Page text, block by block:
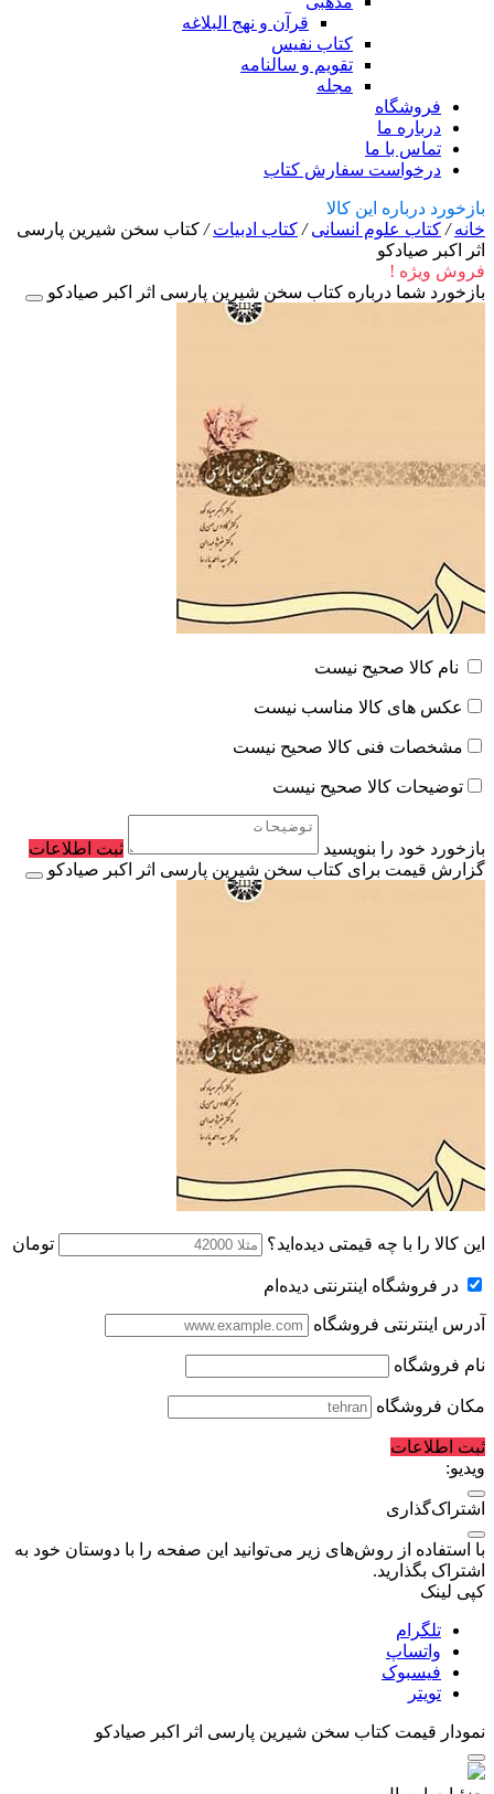
قرآن و نهج البلاغه
کتاب نفیس
تقویم و سالنامه
مجله
فروشگاه
درباره ما
تماس با ما
درخواست سفارش کتاب
بازخورد درباره این کالا
خانه/ کتاب علوم انسانی/ کتاب ادبیات/ کتاب سخن شیرین پارسی
اثر اکبر صیادکو
فروش ویژه !
بازخورد شما درباره کتاب سخن شیرین پارسی اثر اکبر صیادکو
نام کالا صحیح نیست
عکس های کالا مناسب نیست
مشخصات فنی کالا صحیح نیست
توضیحات کالا صحیح نیست
بازخورد خود را بنویسید
ثبت اطلاعات
گزارش قیمت برای کتاب سخن شیرین پارسی اثر اکبر صیادکو
این کالا را با چه قیمتی دیده‌اید؟ تومان
در فروشگاه اینترنتی دیده‌ام
آدرس اینترنتی فروشگاه
نام فروشگاه
مکان فروشگاه
ثبت اطلاعات
ویدیو:
اشتراک‌گذاری
با استفاده از روش‌های زیر می‌توانید این صفحه را با دوستان خود به
اشتراک بگذارید.
کپی لینک
تلگرام
واتساپ
فیسبوک
تویتر
نمودار قیمت کتاب سخن شیرین پارسی اثر اکبر صیادکو